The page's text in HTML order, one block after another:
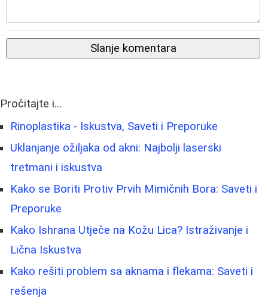
Slanje komentara
Pročitajte i...
Rinoplastika - Iskustva, Saveti i Preporuke
Uklanjanje ožiljaka od akni: Najbolji laserski
tretmani i iskustva
Kako se Boriti Protiv Prvih Mimičnih Bora: Saveti i
Preporuke
Kako Ishrana Utječe na Kožu Lica? Istraživanje i
Lična Iskustva
Kako rešiti problem sa aknama i flekama: Saveti i
rešenja